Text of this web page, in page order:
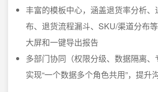
丰富的模板中心，涵盖退货率分析、
布、退货流程漏斗、SKU/渠道分布
大屏和一键导出报告
多部门协同（权限分级、数据隔离、
实现“一个数据多个角色共用”，提升